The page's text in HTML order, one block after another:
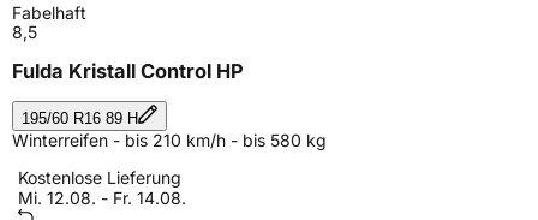
Fabelhaft
8,5
Fulda Kristall Control HP
195/60 R16 89 H
Winterreifen - bis 210 km/h - bis 580 kg
Kostenlose Lieferung
Mi. 12.08. - Fr. 14.08.